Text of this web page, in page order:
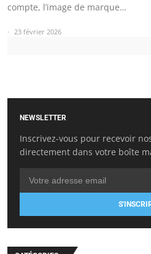
compte, l’image de marque…
23 février 2026
NEWSLETTER
Inscrivez-vous pour recevoir
directement dans votre boîte